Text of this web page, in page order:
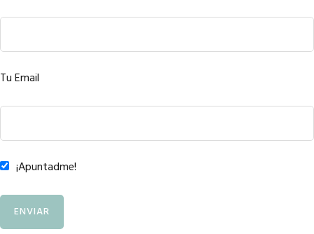
Tu Email
¡Apuntadme!